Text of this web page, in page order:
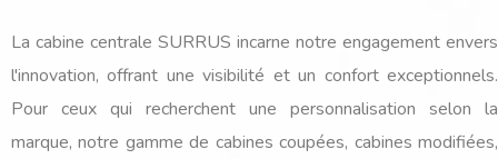
La cabine centrale SURRUS incarne notre engagement envers
l'innovation, offrant une visibilité et un confort exceptionnels.
Pour ceux qui recherchent une personnalisation selon la
marque, notre gamme de cabines coupées, cabines modifiées,